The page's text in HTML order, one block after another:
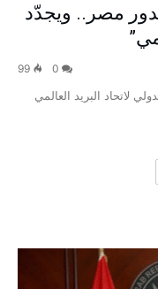
بدور مصر.. ويجدّد
99
لاتحاد البريد العالمي